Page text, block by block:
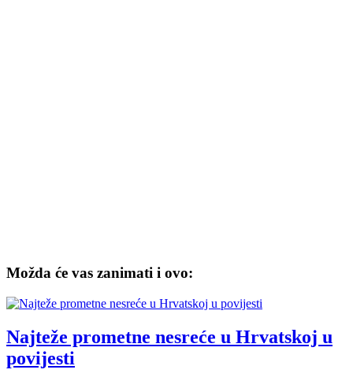
Možda će vas zanimati i ovo:
Najteže prometne nesreće u Hrvatskoj u
povijesti